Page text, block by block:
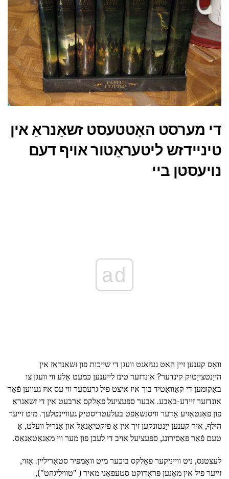
די מערסט האָטטעסט זשאַנראַ אין
טיניידזש ליטעראַטור אויף דעם
נויעסטן ביי
ad
וואָס קענען זיין האט געזאגט וועגן די שייכות פון זשאַנראַז אין
הייַנטצייַטיק קינדער? אונדזער טינז לייענען כּמעט אַלע ווי וועגן צו
באַקומען די קאַוואַטיד בוך איז איצט פיל גרעסער ווי עס איז געווען פֿאַר
אונדזער זיידע-באָבע. אבער ספּעציעל פאָלקס אַרבעט אין די זשאַנראַ
פון פאַנטאַזיע אָדער וויסנשאַפֿט בעלעטריסטיק געוויינטלעך. מיט זייער
הילף, איר קענען ייַנטונקען זיך אין אַ פיקטיאָנאַל און אַנריל וועלט, אַ
טעם פֿאַר פּאַסירונג, ספּעציעל אויב די לעבן פון מער ווי מאַנאַטאַנאַס.
לעצטנס, ניט ווייניקער פאָלקס ביכער מיט וואַמפּיר סטאָריליין. אַזוי,
זייער פיל אין מאָנען פּראָדוקט סטעפאַני מאיר ( "טוויליגהט"),